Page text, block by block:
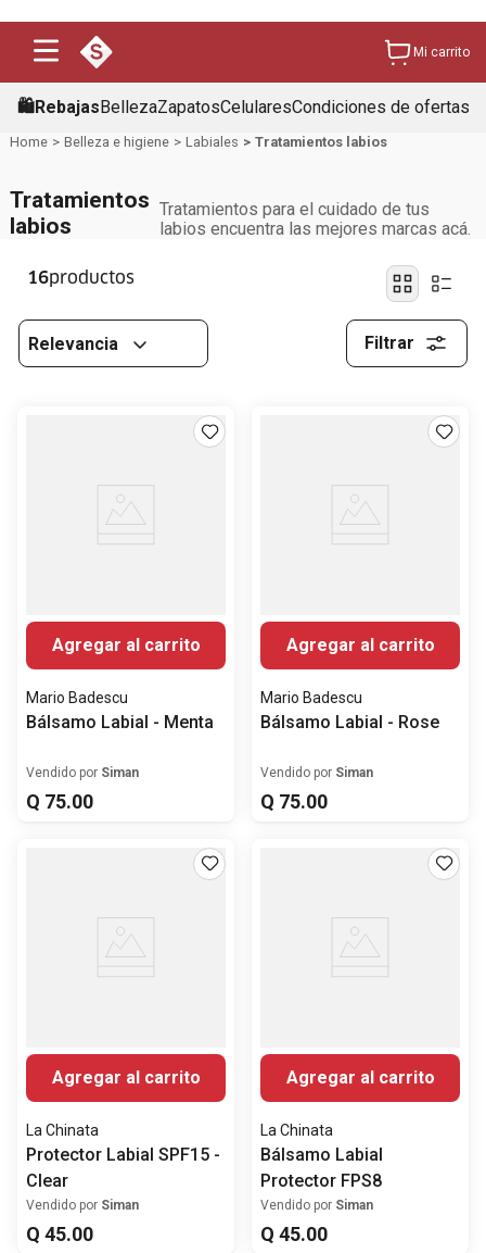
Mi carrito
🛍️RebajasBellezaZapatosCelularesCondiciones de ofertas
Belleza e higiene Labiales Tratamientos labios
Tratamientos
labios
Tratamientos para el cuidado de tus
labios encuentra las mejores marcas acá.
16
Relevancia Filtrar
Agregar al carrito
Mario Badescu
Bálsamo Labial - Menta
Vendido por Siman
Q 75.00
Agregar al carrito
Mario Badescu
Bálsamo Labial - Rose
Vendido por Siman
Q 75.00
Agregar al carrito
La Chinata
Protector Labial SPF15 -
Clear
Vendido por Siman
Q 45.00
Agregar al carrito
La Chinata
Bálsamo Labial
Protector FPS8
Vendido por Siman
Q 45.00